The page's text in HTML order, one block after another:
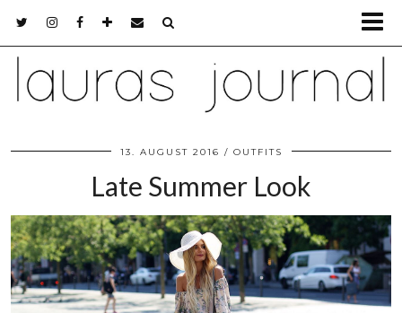
13. AUGUST 2016 OUTFITS
Late Summer Look